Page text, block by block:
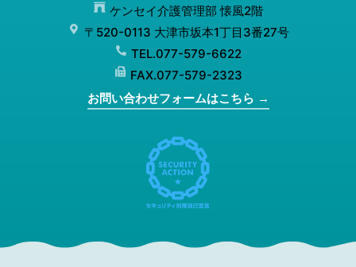
ケンセイ介護管理部 懐風2階
〒520-0113 大津市坂本1丁目3番27号
TEL.077-579-6622
FAX.077-579-2323
お問い合わせフォームはこちら →